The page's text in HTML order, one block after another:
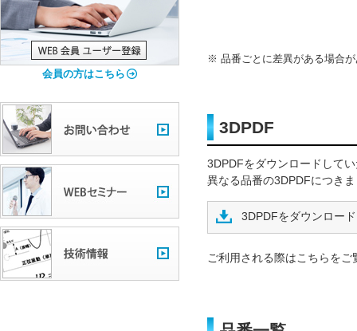
品番ごとに差異がある場合
3DPDF
3DPDFをダウンロードして
異なる品番の3DPDFにつき
3DPDFをダウンロード
ご利用される際はこちらをご
会員の方はこちら